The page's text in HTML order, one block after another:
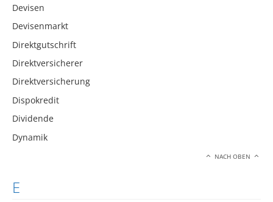
Devisen
Devisenmarkt
Direktgutschrift
Direktversicherer
Direktversicherung
Dispokredit
Dividende
Dynamik
NACH OBEN
E